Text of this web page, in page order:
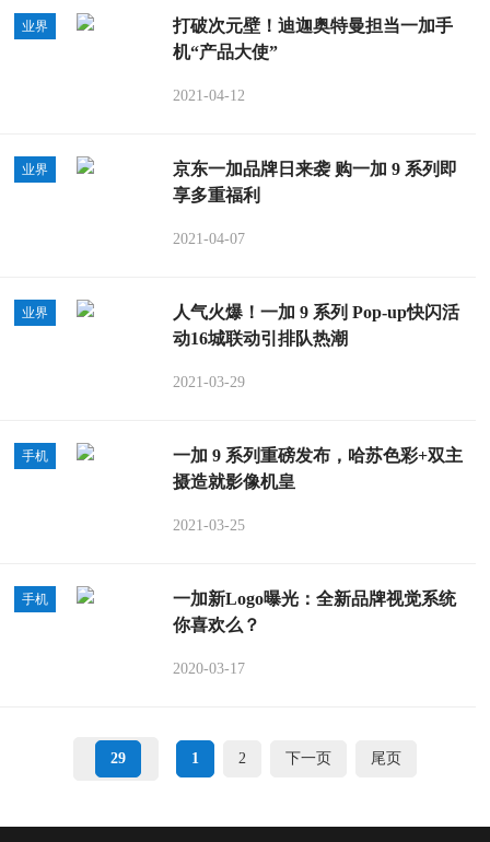
业界
打破次元壁！迪迦奥特曼担当一加手
机“产品大使”
2021-04-12
业界
京东一加品牌日来袭 购一加 9 系列即
享多重福利
2021-04-07
业界
人气火爆！一加 9 系列 Pop-up快闪活
动16城联动引排队热潮
2021-03-29
手机
一加 9 系列重磅发布，哈苏色彩+双主
摄造就影像机皇
2021-03-25
手机
一加新Logo曝光：全新品牌视觉系统
你喜欢么？
2020-03-17
29 1 2 下一页 尾页